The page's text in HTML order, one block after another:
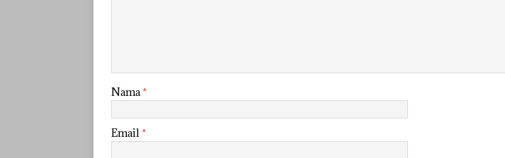
Nama*
Email *